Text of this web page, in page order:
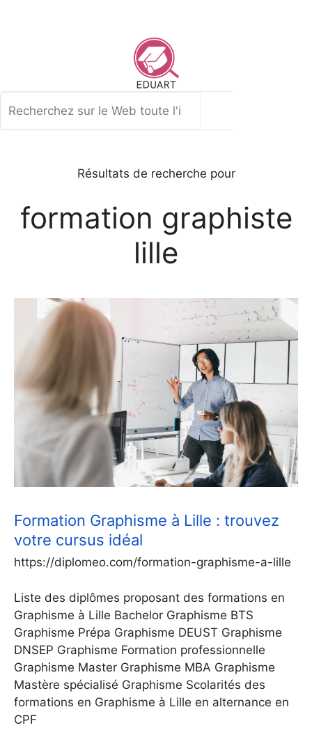
Résultats de recherche pour
formation graphiste
lille
Formation Graphisme à Lille : trouvez
votre cursus idéal
https://diplomeo.com/formation-graphisme-a-lille
Liste des diplômes proposant des formations en
Graphisme à Lille Bachelor Graphisme BTS
Graphisme Prépa Graphisme DEUST Graphisme
DNSEP Graphisme Formation professionnelle
Graphisme Master Graphisme MBA Graphisme
Mastère spécialisé Graphisme Scolarités des
formations en Graphisme à Lille en alternance en
CPF